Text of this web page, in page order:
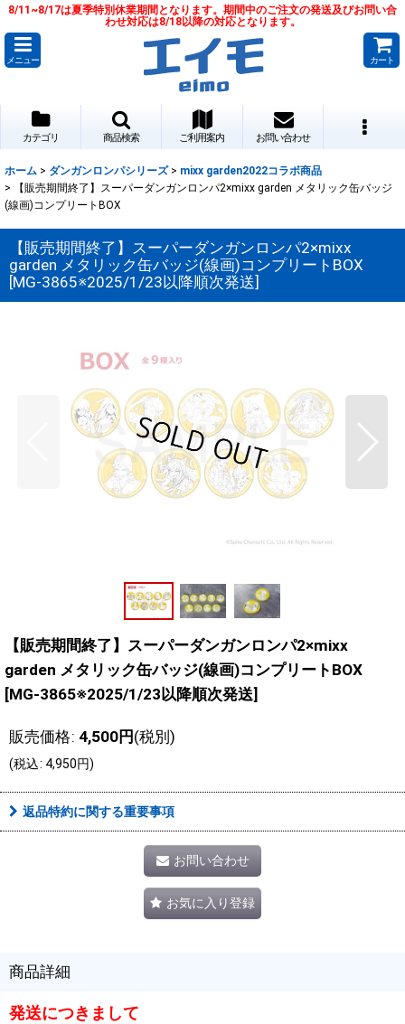
8/11~8/17は夏季特別休業期間となります。期間中のご注文の発送及びお問い合
わせ対応は8/18以降の対応となります。
メニュー カート
カテゴリ 商品検索 ご利用案内 お問い合わせ
ホーム > ダンガンロンパシリーズ > mixx garden2022コラボ商品
>
【販売期間終了】スーパーダンガンロンパ2×mixx garden メタリック缶バッジ
(線画)コンプリートBOX
【販売期間終了】スーパーダンガンロンパ2×mixx
garden メタリック缶バッジ(線画)コンプリートBOX
[MG-3865※2025/1/23以降順次発送]
【販売期間終了】スーパーダンガンロンパ2×mixx
garden メタリック缶バッジ(線画)コンプリートBOX
[MG-3865※2025/1/23以降順次発送]
販売価格: 4,500円 (税別)
(税込: 4,950円)
返品特約に関する重要事項
お問い合わせ
お気に入り登録
商品詳細
発送につきまして